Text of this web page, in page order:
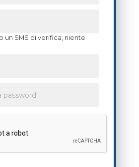
un SMS di verifica, niente